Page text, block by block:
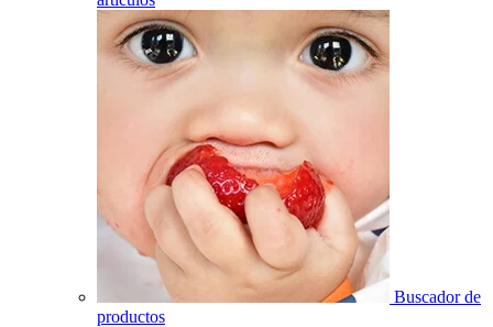
Buscador de
productos